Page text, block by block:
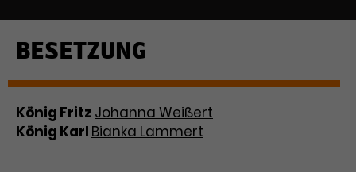
BESETZUNG
König Fritz Johanna Weißert
König Karl Bianka Lammert